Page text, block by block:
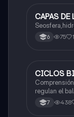
Biologia
CAPAS DE
6 75 1
Biologia
CICLOS
regulan el
7 438